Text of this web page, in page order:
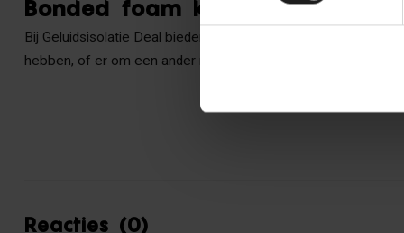
Bonded foam kopen bij
Bij Geluidsisolatie Deal bieden wij meerdere varianten
hebben, of er om een ander reden niet uitkomen kun je
Reacties (0)